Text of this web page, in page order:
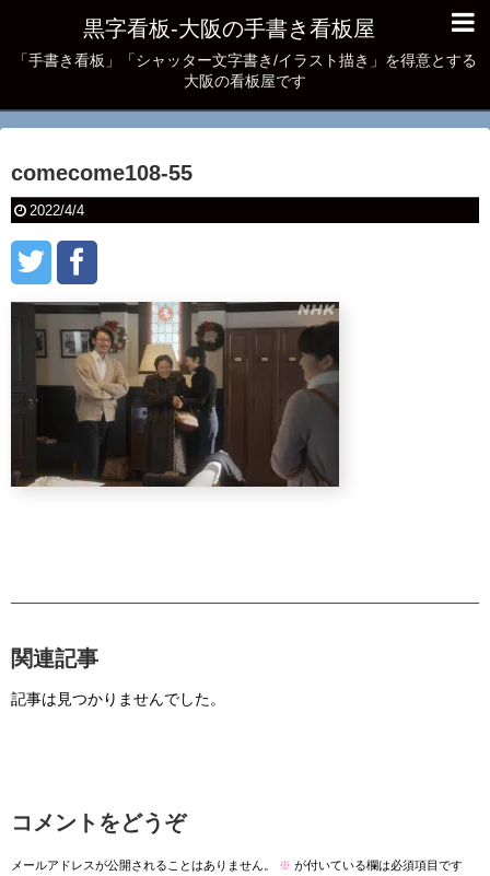
黒字看板‐大阪の手書き看板屋
「手書き看板」「シャッター文字書き/イラスト描き」を得意とする
大阪の看板屋です
comecome108-55
2022/4/4
関連記事
記事は見つかりませんでした。
コメントをどうぞ
メールアドレスが公開されることはありません。 ※ が付いている欄は必須項目です